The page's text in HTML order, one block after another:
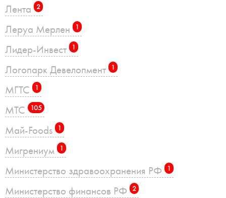
Лента 2
Леруа Мерлен 1
Лидер-Инвест 1
Логопарк Девелопмент 1
МГТС 1
МТС 105
Май-Foods 1
Мигрениум 1
Министерство здравоохранения РФ 1
Министерство финансов РФ 2